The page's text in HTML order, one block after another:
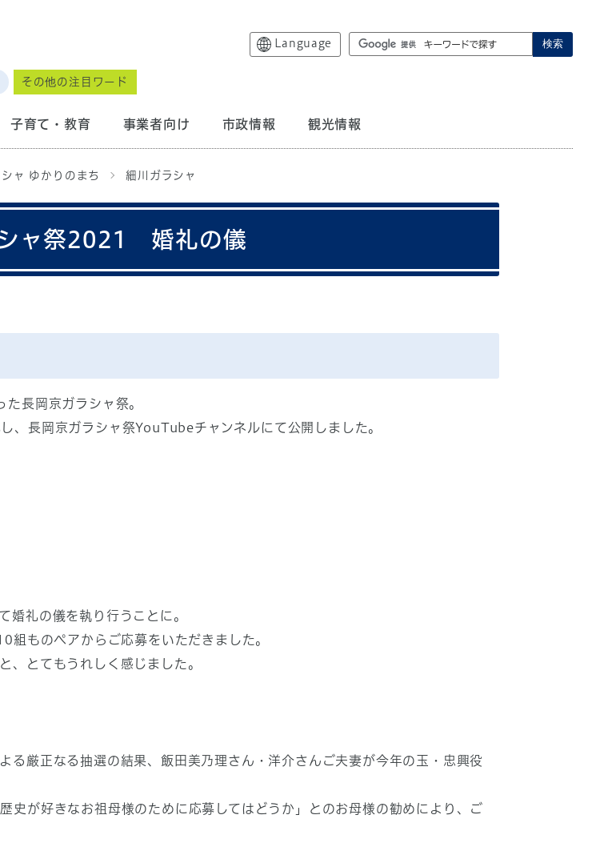
Language 検索
その他の注目ワード
子育て・教育 事業者向け 市政情報 観光情報
ャ ゆかりのまち 細川ガラシャ
シャ祭2021 婚礼の儀
長岡京ガラシャ祭。
、長岡京ガラシャ祭YouTubeチャンネルにて公開しました。
婚礼の儀を執り行うことに。
組ものペアからご応募をいただきました。
、とてもうれしく感じました。
る厳正なる抽選の結果、飯田美乃理さん・洋介さんご夫妻が今年の玉・忠興役
史が好きなお祖母様のために応募してはどうか」とのお母様の勧めにより、ご